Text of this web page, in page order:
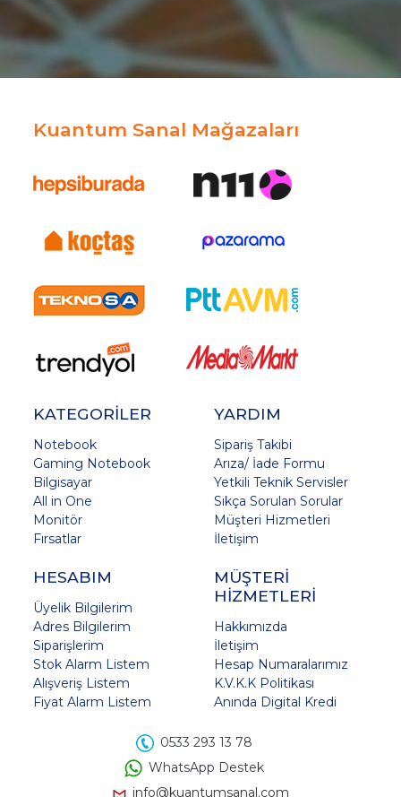
Kuantum Sanal Mağazaları
KATEGORİLER
Notebook
Gaming Notebook
Bilgisayar
All in One
Monitör
Fırsatlar
YARDIM
Sipariş Takibi
Arıza/ İade Formu
Yetkili Teknik Servisler
Sıkça Sorulan Sorular
Müşteri Hizmetleri
İletişim
HESABIM
Üyelik Bilgilerim
Adres Bilgilerim
Siparişlerim
Stok Alarm Listem
Alışveriş Listem
Fiyat Alarm Listem
MÜŞTERİ
HİZMETLERİ
Hakkımızda
İletişim
Hesap Numaralarımız
K.V.K.K Politikası
Anında Digital Kredi
0533 293 13 78
WhatsApp Destek
info@kuantumsanal.com